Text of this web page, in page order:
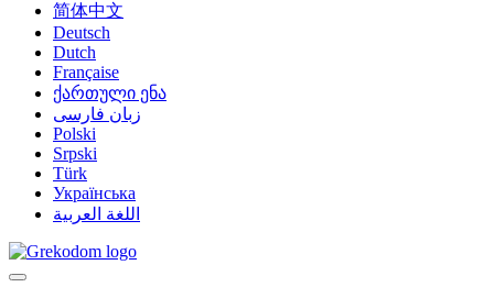
简体中文
Deutsch
Dutch
Française
ქართული ენა
زبان فارسی
Polski
Srpski
Türk
Українська
اللغة العربية